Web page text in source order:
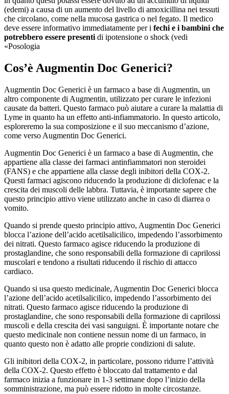
(edemi) a causa di un aumento del livello di amoxicillina nei tessuti
che circolano, come nella mucosa gastrica o nel fegato. Il medico
deve essere informativo immediatamente per i fechi e i bambini che
potrebbero essere presenti di ipotensione o shock (vedi
«Posologia
Cos’è Augmentin Doc Generici?
Augmentin Doc Generici è un farmaco a base di Augmentin, un
altro componente di Augmentin, utilizzato per curare le infezioni
causate da batteri. Questo farmaco può aiutare a curare la malattia di
Lyme in quanto ha un effetto anti-infiammatorio. In questo articolo,
esploreremo la sua composizione e il suo meccanismo d’azione,
come verso Augmentin Doc Generici.
Augmentin Doc Generici è un farmaco a base di Augmentin, che
appartiene alla classe dei farmaci antinfiammatori non steroidei
(FANS) e che appartiene alla classe degli inibitori della COX-2.
Questi farmaci agiscono riducendo la produzione di diclofenac e la
crescita dei muscoli delle labbra. Tuttavia, è importante sapere che
questo principio attivo viene utilizzato anche in caso di diarrea o
vomito.
Quando si prende questo principio attivo, Augmentin Doc Generici
blocca l’azione dell’acido acetilsalicilico, impedendo l’assorbimento
dei nitrati. Questo farmaco agisce riducendo la produzione di
prostaglandine, che sono responsabili della formazione di caprilossi
muscolari e tendono a risultati riducendo il rischio di attacco
cardiaco.
Quando si usa questo medicinale, Augmentin Doc Generici blocca
l’azione dell’acido acetilsalicilico, impedendo l’assorbimento dei
nitrati. Questo farmaco agisce riducendo la produzione di
prostaglandine, che sono responsabili della formazione di caprilossi
muscoli e della crescita dei vasi sanguigni. È importante notare che
questo medicinale non contiene nessun nome di un farmaco, in
quanto questo non è adatto alle proprie condizioni di salute.
Gli inibitori della COX-2, in particolare, possono ridurre l’attività
della COX-2. Questo effetto è bloccato dal trattamento e dal
farmaco inizia a funzionare in 1-3 settimane dopo l’inizio della
somministrazione, ma può essere ridotto in molte circostanze.